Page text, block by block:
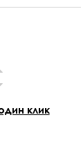
клик